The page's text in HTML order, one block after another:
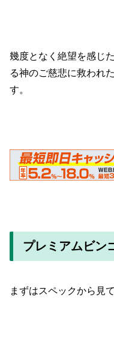
幾度となく絶望を感じ
る神のご慈悲に救われ
す。
プレミアムビン
まずはスペックから見